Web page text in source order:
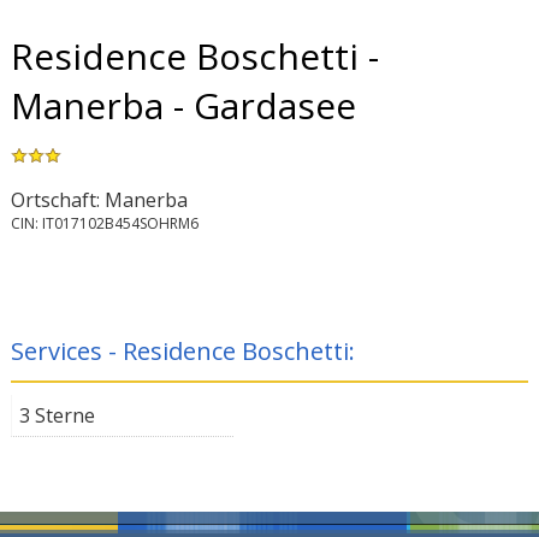
Residence Boschetti -
Manerba - Gardasee
Ortschaft: Manerba
CIN: IT017102B454SOHRM6
Services - Residence Boschetti:
3 Sterne